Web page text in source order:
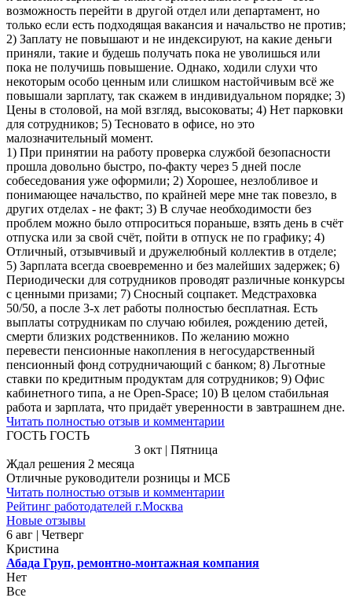
возможность перейти в другой отдел или департамент, но
только если есть подходящая вакансия и начальство не против;
2) Заплату не повышают и не индексируют, на какие деньги
приняли, такие и будешь получать пока не уволишься или
пока не получишь повышение. Однако, ходили слухи что
некоторым особо ценным или слишком настойчивым всё же
повышали зарплату, так скажем в индивидуальном порядке; 3)
Цены в столовой, на мой взгляд, высоковаты; 4) Нет парковки
для сотрудников; 5) Тесновато в офисе, но это
малозначительный момент.
1) При принятии на работу проверка службой безопасности
прошла довольно быстро, по-факту через 5 дней после
собеседования уже оформили; 2) Хорошее, незлобливое и
понимающее начальство, по крайней мере мне так повезло, в
других отделах - не факт; 3) В случае необходимости без
проблем можно было отпроситься пораньше, взять день в счёт
отпуска или за свой счёт, пойти в отпуск не по графику; 4)
Отличный, отзывчивый и дружелюбный коллектив в отделе;
5) Зарплата всегда своевременно и без малейших задержек; 6)
Периодически для сотрудников проводят различные конкурсы
с ценными призами; 7) Сносный соцпакет. Медстраховка
50/50, а после 3-х лет работы полностью бесплатная. Есть
выплаты сотрудникам по случаю юбилея, рождению детей,
смерти близких родственников. По желанию можно
перевести пенсионные накопления в негосударственный
пенсионный фонд сотрудничающий с банком; 8) Льготные
ставки по кредитным продуктам для сотрудников; 9) Офис
кабинетного типа, а не Open-Space; 10) В целом стабильная
работа и зарплата, что придаёт уверенности в завтрашнем дне.
Читать полностью отзыв и комментарии
ГОСТЬ ГОСТЬ
3 окт | Пятница
Ждал решения 2 месяца
Отличные руководители розницы и МСБ
Читать полностью отзыв и комментарии
Рейтинг работодателей г.Москва
Новые отзывы
6 авг | Четверг
Кристина
Абада Груп, ремонтно-монтажная компания
Нет
Все